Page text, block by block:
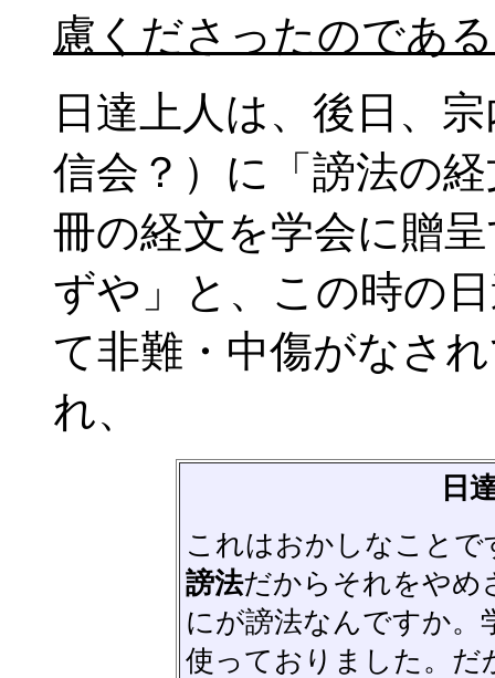
慮くださったのであ
日達上人は、後日、
信会？）に「謗法の
冊の経文を学会に贈
ずや」と、この時の
て非難・中傷がなさ
れ、
日
これはおかしなことで
謗法だからそれをやめ
にが謗法なんですか。
使っておりました。